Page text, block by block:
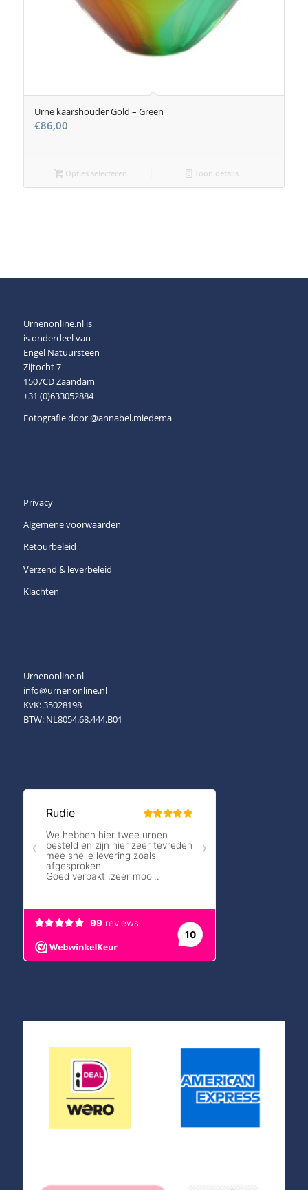
Urne kaarshouder Gold – Green
€86,00
Opties selecteren Toon details
Urnenonline.nl is
is onderdeel van
Engel Natuursteen
Zijtocht 7
1507CD Zaandam
+31 (0)633052884
Fotografie door@annabel.miedema
Privacy
Algemene voorwaarden
Retourbeleid
Verzend & leverbeleid
Klachten
Urnenonline.nl
info@urnenonline.nl
KvK: 35028198
BTW: NL8054.68.444.B01